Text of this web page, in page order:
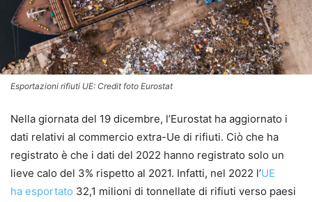
Esportazioni rifiuti UE: Credit foto Eurostat
Nella giornata del 19 dicembre, l’Eurostat ha aggiornato i
dati relativi al commercio extra-Ue di rifiuti. Ciò che ha
registrato è che i dati del 2022 hanno registrato solo un
lieve calo del 3% rispetto al 2021. Infatti, nel 2022 l’UE
ha esportato 32,1 milioni di tonnellate di rifiuti verso paesi